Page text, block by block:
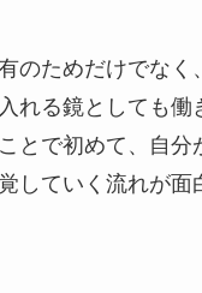
のためだけでなく
れる鏡としても働
とで初めて、自分
していく流れが面